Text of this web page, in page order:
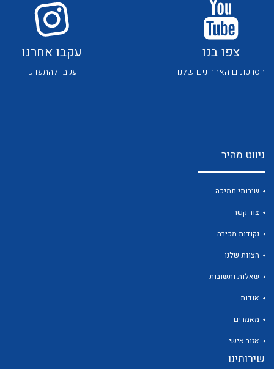
לכל מוצרי היצרן לכל מוצרי היצרן
לכל מוצרי היצרן
צפו בנו
הסרטונים האחרונים שלנו
עקבו אחרנו
עקבו להתעדכן
ניווט מהיר
שירותי תמיכה
צור קשר
נקודות מכירה
הצוות שלנו
שאלות ותשובות
אודות
מאמרים
אזור אישי
שירותינו